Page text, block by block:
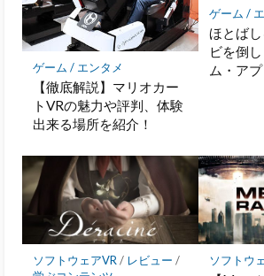
存
ゲーム / エンタメ
【徹底解説】マリオカー
トVRの魅力や評判、体験
出来る場所を紹介！
ゲーム /
ほとば
ビを倒
ム・ア
ソフトウェアVR / レビュー /
ソフトウ